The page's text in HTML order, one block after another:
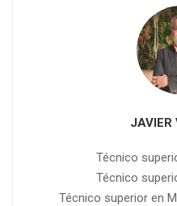
JAVIER
Técnico
Técnico
Técnico superior en